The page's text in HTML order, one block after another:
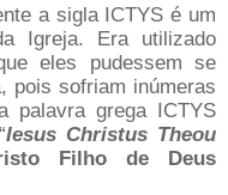
a sigla ICTYS é um
Igreja. Era utilizado
eles pudessem se
pois sofriam inúmeras
palavra grega ICTYS
Iesus Christus Theou
Filho de Deus